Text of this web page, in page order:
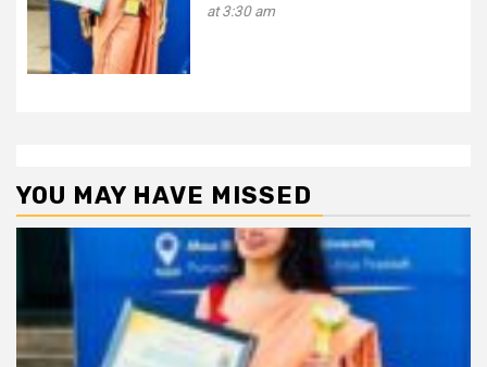
at 3:30 am
YOU MAY HAVE MISSED